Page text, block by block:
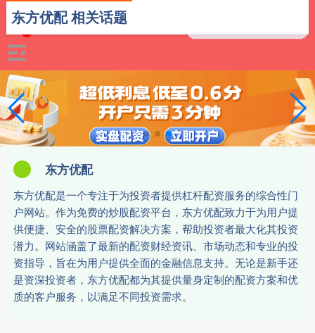
东方优配
东方优配是一个专注于为投资者提供杠杆配资服务的综合性门
户网站。作为免费的炒股配资平台，东方优配致力于为用户提
供便捷、安全的股票配资解决方案，帮助投资者最大化其投资
潜力。网站涵盖了最新的配资财经资讯、市场动态和专业的投
资指导，旨在为用户提供全面的金融信息支持。无论是新手还
是资深投资者，东方优配都为其提供量身定制的配资方案和优
质的客户服务，以满足不同投资需求。
东方优配 相关话题